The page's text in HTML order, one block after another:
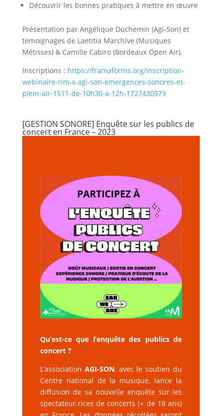
Découvrir les bonnes pratiques à mettre en œuvre
Présentation par Angélique Duchemin (Agi-Son) et
témoignages de Laetitia Marchive (Musiques
Métisses) & Camille Cabiro (Bordeaux Open Air).
Inscriptions : https://framaforms.org/inscription-
webinaire-rim-x-agi-son-emergences-sonores-et-
plein-air-1511-de-10h30-a-12h-1727430973
[GESTION SONORE] Enquête sur les publics de
concert en France – 2023
Qu’est-ce que l’enquête des publics de
concert ?
L’association AGI-SON, avec le soutien du
Centre national de la musique, lance la
diffusion de sa nouvelle enquête sur les
spectateur.rices de concerts (+ de 18 ans)